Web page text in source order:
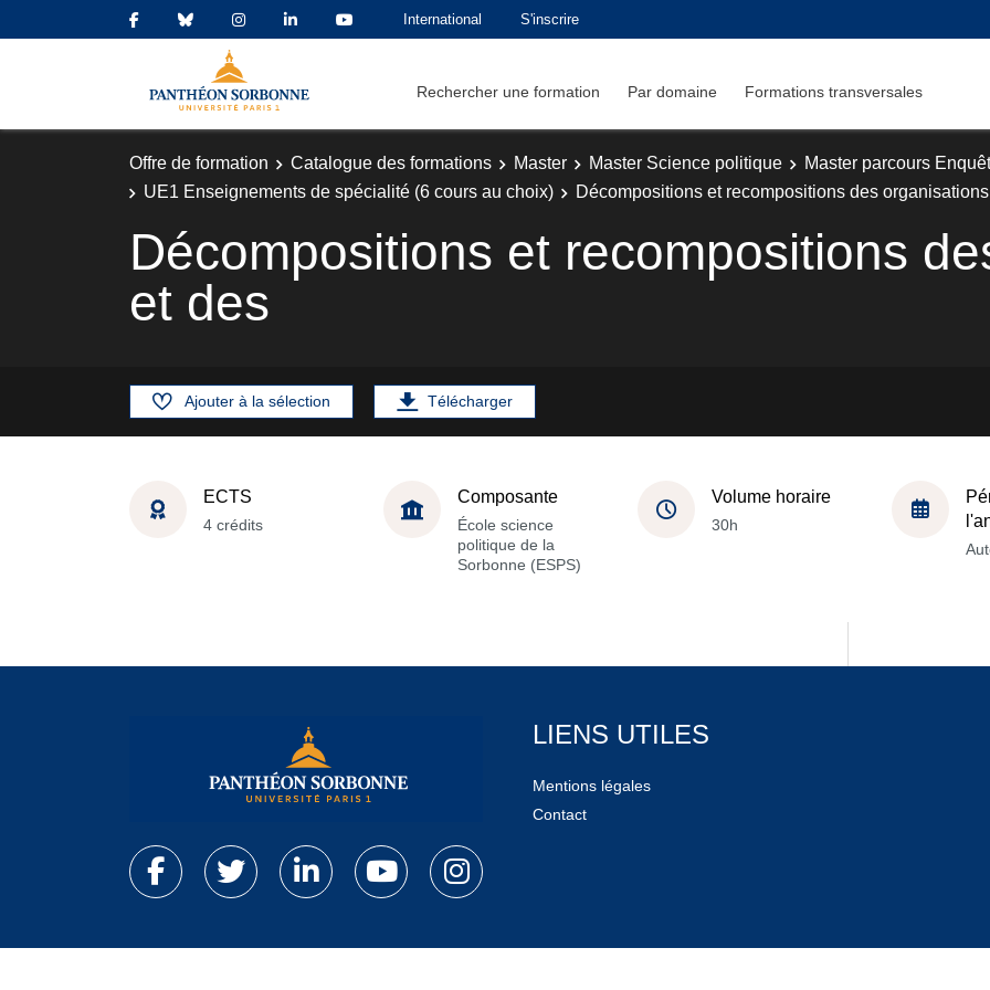
International S'inscrire
Rechercher une formation Par domaine Formations transversales
Offre de formation Catalogue des formations Master Master Science politique
Master parcours
UE1 Enseignements de spécialité (6 cours au choix)
Décompositions et recompositions des
Décompositions et recompositions
et des
Ajouter à la sélection Télécharger
ECTS
4 crédits
Composante
École science
politique de la
Sorbonne (ESPS)
Volume horaire
30h
LIENS UTILES
Mentions légales
Contact